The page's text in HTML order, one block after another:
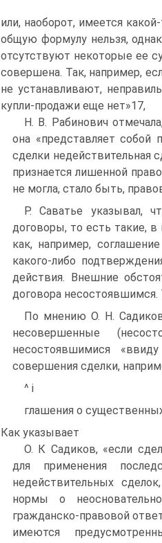
или, наоборот, имеется
общую формулу нельзя,
отсутствуют некоторые ее
совершена. Так, например,
не устанавливают,
купли-продажи еще нет»17,
Н. В. Рабинович
она «представляет собой
сделки недействительная
признается лишенной
не могла, стало быть,
Р. Саватье указывал,
договоры, то есть такие,
как, например,
какого-либо
действия. Внешние
договора
По мнению О. Н.
несовершенные
несостоявшимися
совершения сделки,
^ і
глашения о
Как указывает
О. К Садиков, «если
для применения
недействительных
нормы о
гражданско-правовой
имеются